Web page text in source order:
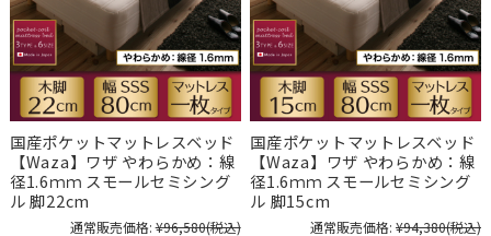
国産ポケットマットレスベッド
【Waza】ワザ やわらかめ：線
径1.6ｍｍ スモールセミシング
ル 脚22cm
通常販売価格: ¥96,580(税込)
国産ポケットマットレスベッド
【Waza】ワザ やわらかめ：線
径1.6ｍｍ スモールセミシング
ル 脚15cm
通常販売価格: ¥94,380(税込)